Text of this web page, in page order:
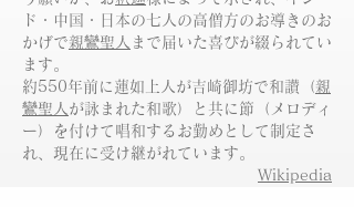
ド・中国・日本の七人の高僧方のお導きのお
かげで親鸞聖人 まで届いた喜びが綴られてい
ます。
約550年前に蓮如上人が吉崎御坊で和讃（親
鸞聖人 が詠まれた和歌）と共に節（メロディ
ー）を付けて唱和するお勤めとして制定さ
れ、現在に受け継がれています。
Wikipedia